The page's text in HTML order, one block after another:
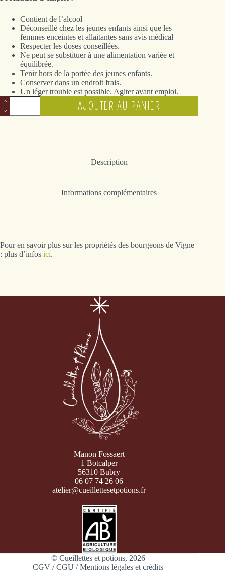
Contient de l’alcool
Déconseillé chez les jeunes enfants ainsi que les
femmes enceintes et allaitantes sans avis médical
Respecter les doses conseillées.
Ne peut se substituer à une alimentation variée et
équilibrée.
Tenir hors de la portée des jeunes enfants.
Conserver dans un endroit frais.
Un léger trouble est possible. Agiter avant emploi.
quantité
de
Vigne
AJOUTER AU PANIER
Description
Informations complémentaires
Pour en savoir plus sur les propriétés des bourgeons de Vigne
: plus d’infos ici.
Manon Fossaert
1 Botcalper
56310 Bubry
06 07 74 26 06
atelier@cueillettesetpotions.fr
© Cueillettes et potions, 2026
CGV / CGU / Mentions légales et crédits